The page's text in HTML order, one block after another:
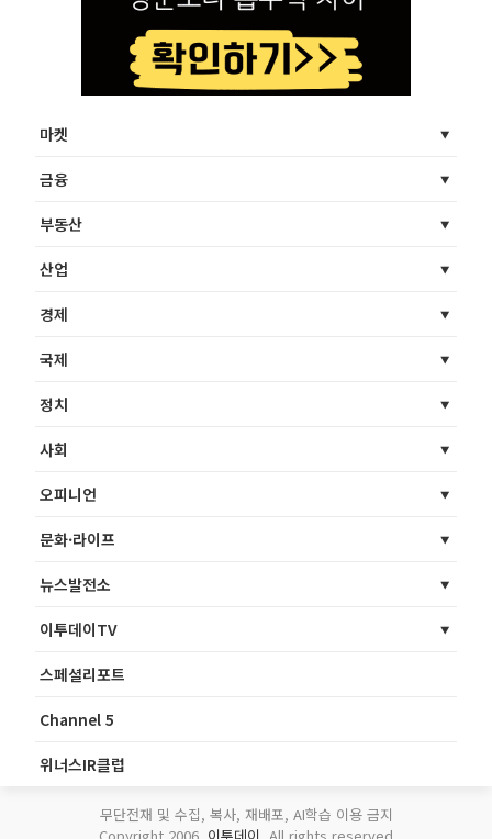
마켓
금융
부동산
산업
경제
국제
정치
사회
오피니언
문화·라이프
뉴스발전소
이투데이TV
스페셜리포트
Channel 5
위너스IR클럽
무단전재 및 수집, 복사, 재배포, AI학습 이용 금지